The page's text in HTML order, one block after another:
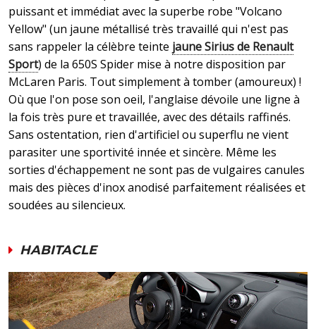
puissant et immédiat avec la superbe robe "Volcano
Yellow" (un jaune métallisé très travaillé qui n'est pas
sans rappeler la célèbre teinte jaune Sirius de Renault
Sport) de la 650S Spider mise à notre disposition par
McLaren Paris. Tout simplement à tomber (amoureux) !
Où que l'on pose son oeil, l'anglaise dévoile une ligne à
la fois très pure et travaillée, avec des détails raffinés.
Sans ostentation, rien d'artificiel ou superflu ne vient
parasiter une sportivité innée et sincère. Même les
sorties d'échappement ne sont pas de vulgaires canules
mais des pièces d'inox anodisé parfaitement réalisées et
soudées au silencieux.
HABITACLE